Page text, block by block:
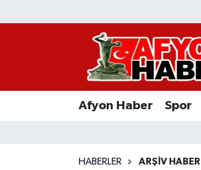
Afyon Haber Spor
HABERLER ARŞIV HABER
Afyon Haber
Asayiş Yaşam